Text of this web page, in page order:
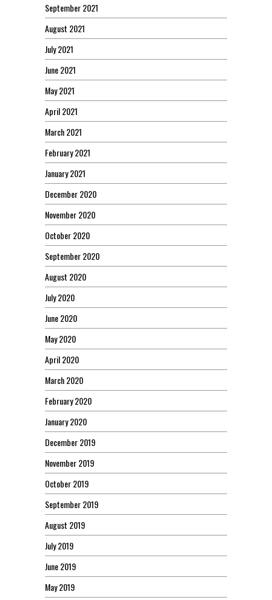
September 2021
August 2021
July 2021
June 2021
May 2021
April 2021
March 2021
February 2021
January 2021
December 2020
November 2020
October 2020
September 2020
August 2020
July 2020
June 2020
May 2020
April 2020
March 2020
February 2020
January 2020
December 2019
November 2019
October 2019
September 2019
August 2019
July 2019
June 2019
May 2019